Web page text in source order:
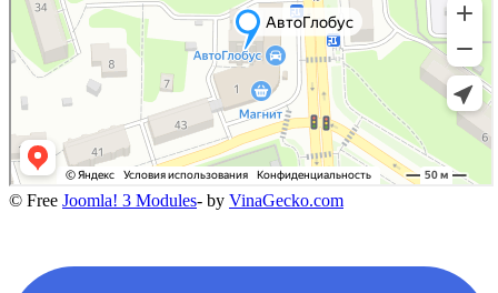
© Free Joomla! 3 Modules- by VinaGecko.com